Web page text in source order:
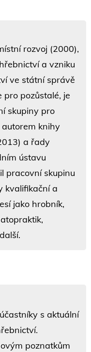
rozvoj (2000),
a vzniku
ve státní správě
pozůstalé, je
skupiny pro
knihy
a řady
ústavu
pracovní skupinu
kvalifikační a
jako hrobník,
s aktuální
poznatkům